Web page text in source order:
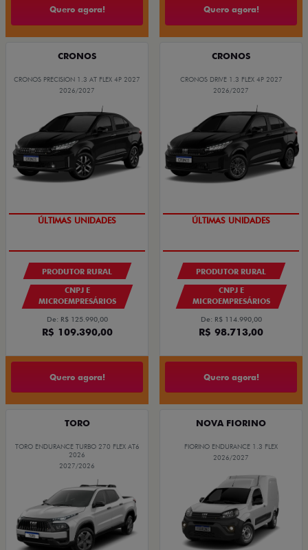
Quero agora! Quero agora!
CRONOS
CRONOS PRECISION 1.3 AT FLEX 4P 2027
2026/2027
GRANDE CHANCE FIAT
PRODUTOR RURAL
CNPJ E
MICROEMPRESÁRIOS
De: R$ 125.990,00
R$ 109.390,00
Quero agora!
CRONOS
CRONOS DRIVE 1.3 FLEX 4P 2027
2026/2027
GRANDE CHANCE FIAT
PRODUTOR RURAL
CNPJ E
MICROEMPRESÁRIOS
De: R$ 114.990,00
R$ 98.713,00
Quero agora!
TORO
TORO ENDURANCE TURBO 270 FLEX AT6
2026
2027/2026
NOVA FIORINO
FIORINO ENDURANCE 1.3 FLEX
2026/2027